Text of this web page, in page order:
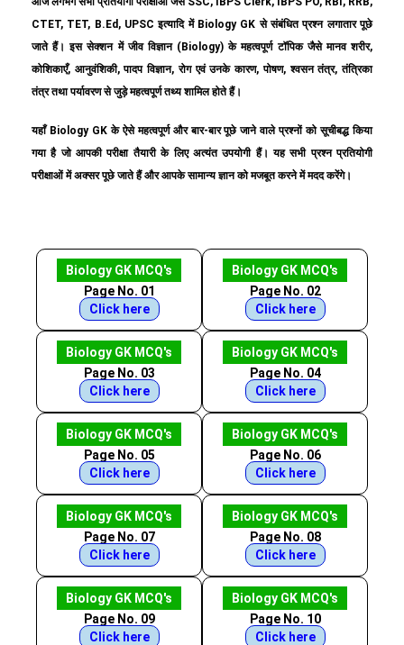
CTET, TET, B.Ed, UPSC इत्यादि में Biology GK से संबंधित प्रश्न लगातार पूछे
जाते हैं। इस सेक्शन में जीव विज्ञान (Biology) के महत्वपूर्ण टॉपिक जैसे मानव शरीर,
कोशिकाएँ, आनुवंशिकी, पादप विज्ञान, रोग एवं उनके कारण, पोषण, श्वसन तंत्र, तंत्रिका
तंत्र तथा पर्यावरण से जुड़े महत्वपूर्ण तथ्य शामिल होते हैं।
यहाँ Biology GK के ऐसे महत्वपूर्ण और बार-बार पूछे जाने वाले प्रश्नों को सूचीबद्ध किया
गया है जो आपकी परीक्षा तैयारी के लिए अत्यंत उपयोगी हैं। यह सभी प्रश्न प्रतियोगी
परीक्षाओं में अक्सर पूछे जाते हैं और आपके सामान्य ज्ञान को मजबूत करने में मदद करेंगे।
Biology GK MCQ's
Page No. 01
Click here
Biology GK MCQ's
Page No. 02
Click here
Biology GK MCQ's
Page No. 03
Click here
Biology GK MCQ's
Page No. 04
Click here
Biology GK MCQ's
Page No. 05
Click here
Biology GK MCQ's
Page No. 06
Click here
Biology GK MCQ's
Page No. 07
Click here
Biology GK MCQ's
Page No. 08
Click here
Biology GK MCQ's
Page No. 09
Click here
Biology GK MCQ's
Page No. 10
Click here